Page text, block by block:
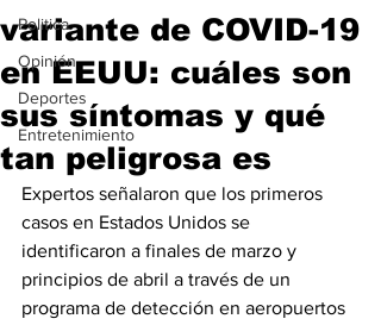
Politica
Opinión
Deportes
Entretenimiento
variante de COVID-19
en EEUU: cuáles son
sus síntomas y qué
tan peligrosa es
Expertos señalaron que los primeros
casos en Estados Unidos se
identificaron a finales de marzo y
principios de abril a través de un
programa de detección en aeropuertos